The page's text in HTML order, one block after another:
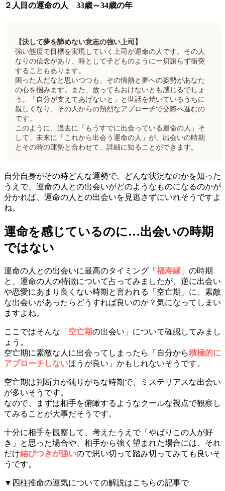
２人目の運命の人 33歳～34歳の年
【決して夢を諦めない意志の強い上司】
強い態度で目標を実現していく上司が運命の人です。その人
なりの信念があり、時として子どものように一切譲らず衝突
することもあります。
困った人だなと思いつつも、その情熱と夢への姿勢があなた
の心を掴みます。また、放ってもおけないとも感じるでしょ
う。「自分が支えてあげないと」と世話を焼いているうちに
親しくなり、その人からの熱烈なアプローチで交際へ進むの
です。
このように、過去に「もうすでに出会っている運命の人」そ
して、未来に「これから出会う運命の人」が、出会いの時期
とその時の運勢と合わせて、詳細に知ることができます。
自分自身がその時どんな運勢で、どんな状況なのかを知った
うえで、運命の人との出会いがどのようなものになるのかが
分かれば、運命の人との出会いを見逃さずにいれそうですよ
ね。
運命を感じているのに…出会いの時期
ではない
運命の人との出会いに最高のタイミング「 福寿縁 」の時期
と、運命の人の特徴について占ってみましたが、逆に出会い
や恋愛にあまり良くない時期と言われる「空亡期」に、素敵
な出会いがあったらどうすれば良いのか？気になってしまい
ますよね。
ここではそんな「 空亡期の出会い」について確認してみまし
ょう。
空亡期に素敵な人に出会ってしまったら「自分から積極的に
アプローチしないほうが良い」かもしれないそうです。
空亡期は判断力が鈍りがちな時期で、ミステリアスな出会い
が多いそうです。
なので、まずは相手を俯瞰するようなクールな視点で観察し
てみることが大事だそうです。
十分に相手を観察して、考えたうえで「やぱりこの人が好
き」と思った場合や、相手から強く望まれた場合には、それ
だけ結びつきが強いので思い切って踏み切ってみても良いそ
うです。
▼四柱推命の運気についての解説はこちらの記事で